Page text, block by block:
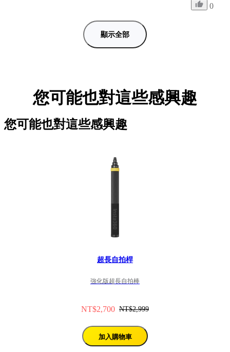
0
顯示全部
您可能也對這些感興趣
您可能也對這些感興趣
超長自拍桿
強化版超長自拍棒
NT$2,700 NT$2,999
加入購物車